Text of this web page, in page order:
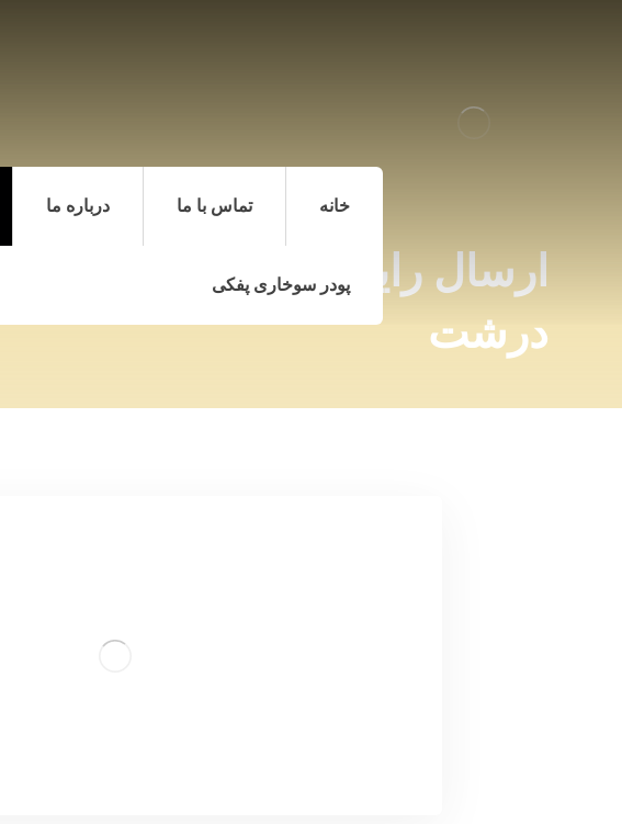
خانه تماس با ما درباره ما
پودر سوخاری پفکی
ارسال رایگان پودر سوخاری دانه
درشت